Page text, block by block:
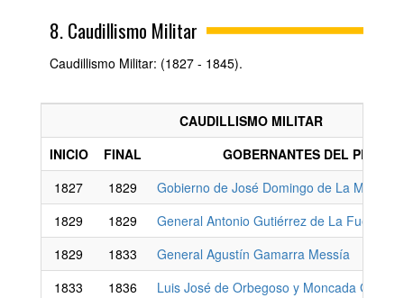
8. Caudillismo Militar
Caudillismo Militar: (1827 - 1845).
CAUDILLISMO MILITAR
INICIO
FINAL
GOBERNANTES DEL PERÚ
1827
1829
Gobierno de José Domingo de La Mar y
1829
1829
General Antonio Gutiérrez de La Fuente
1829
1833
General Agustín Gamarra Messía
1833
1836
Luis José de Orbegoso y Moncada Galindo